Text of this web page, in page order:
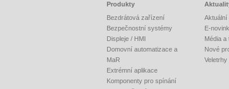
Produkty
Bezdrátová zařízení
Bezpečnostní systémy
Displeje / HMI
Domovní automatizace a
MaR
Extrémní aplikace
Komponenty pro spínání
E-
Média a
Nové
Veletrhy